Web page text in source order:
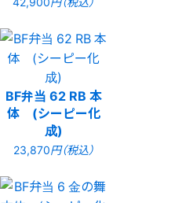
BF弁当 62 RB 本
体 (シーピー化
成)
23,870円（税込）